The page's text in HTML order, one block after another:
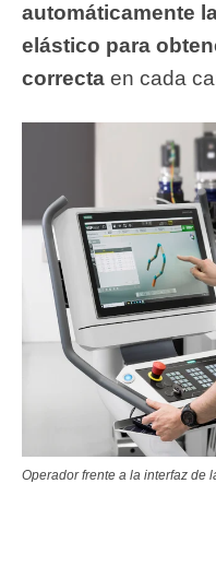
automáticamente
elástico para
correcta en cada
Operador frente a la interfaz de